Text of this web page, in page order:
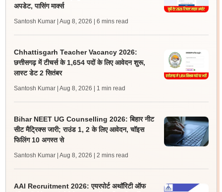
अपडेट, पासिंग मार्क्स
Santosh Kumar | Aug 8, 2026 | 6 mins read
Chhattisgarh Teacher Vacancy 2026:
छत्तीसगढ़ में टीचर्स के 1,654 पदों के लिए आवेदन शुरू,
लास्ट डेट 2 सितंबर
Santosh Kumar | Aug 8, 2026 | 1 min read
Bihar NEET UG Counselling 2026: बिहार नीट
सीट मैट्रिक्स जारी; राउंड 1, 2 के लिए आवेदन, चॉइस
फिलिंग 10 अगस्त से
Santosh Kumar | Aug 8, 2026 | 2 mins read
AAI Recruitment 2026: एयरपोर्ट अथॉरिटी ऑफ